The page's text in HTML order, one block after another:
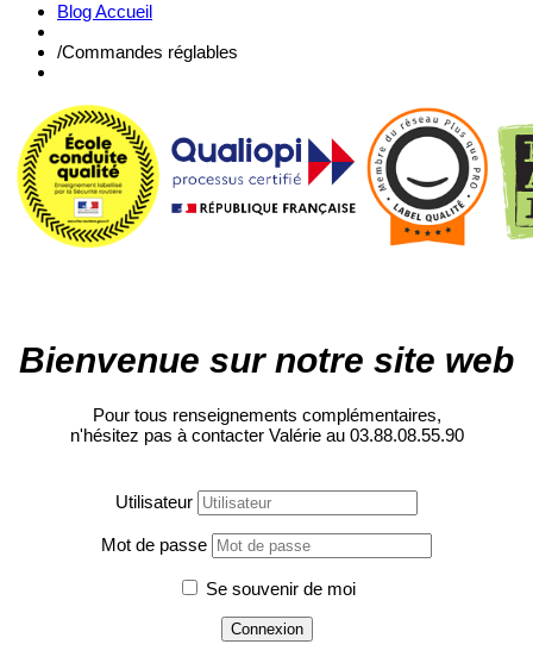
Blog Accueil
/Commandes réglables
Bienvenue sur notre site web
Pour tous renseignements complémentaires,
n'hésitez pas à contacter Valérie au 03.88.08.55.90
Utilisateur
Mot de passe
Se souvenir de moi